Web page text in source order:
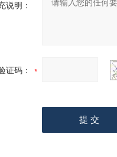
说明：
证码：